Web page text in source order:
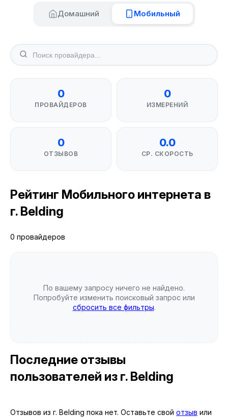
Домашний Мобильный
0
ПРОВАЙДЕРОВ
0
ИЗМЕРЕНИЙ
0
ОТЗЫВОВ
0.0
СР. СКОРОСТЬ
Рейтинг Мобильного интернета в
г. Belding
0 провайдеров
По вашему запросу ничего не найдено.
Попробуйте изменить поисковый запрос или
сбросить все фильтры.
Последние отзывы
пользователей из г. Belding
Отзывов из г. Belding пока нет. Оставьте свой отзыв или